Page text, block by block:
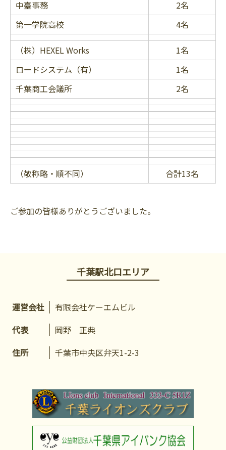
中臺事務
2名
第一学院高校
4名
（株）HEXEL Works
1名
ロードシステム（有）
1名
千葉商工会議所
2名
（敬称略・順不同） 合計13名
ご参加の皆様ありがとうございました。
千葉駅北口エリア
運営会社
有限会社ケーエムビル
代表
岡野 正典
住所
千葉市中央区弁天1-2-3